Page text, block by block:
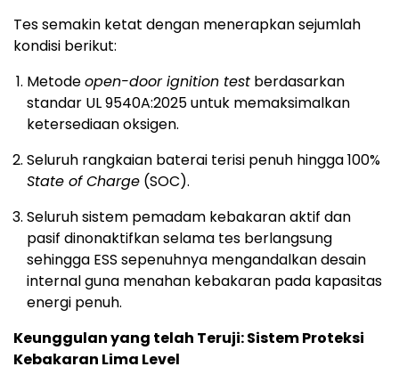
Tes semakin ketat dengan menerapkan sejumlah
kondisi berikut:
Metodeopen-door ignition test berdasarkan
standar UL 9540A:2025 untuk memaksimalkan
ketersediaan oksigen.
Seluruh rangkaian baterai terisi penuh hingga 100%
State of Charge (SOC).
Seluruh sistem pemadam kebakaran aktif dan
pasif dinonaktifkan selama tes berlangsung
sehingga ESS sepenuhnya mengandalkan desain
internal guna menahan kebakaran pada kapasitas
energi penuh.
Keunggulan yang telah Teruji: Sistem Proteksi
Kebakaran Lima Level